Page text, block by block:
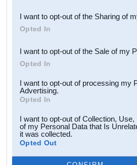
Downstream Participants
third parties.
I want to opt-out of the Sharing of
Opted In
I want to opt-out of the Sale of my
Opted In
I want to opt-out of processing my
Advertising.
Opted In
I want to opt-out of Collection,
of my Personal Data that Is
it was collected.
Opted Out